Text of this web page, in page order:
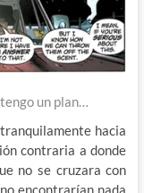
un plan…
hacia
contraria a donde
no se cruzara con
encontrarían nada